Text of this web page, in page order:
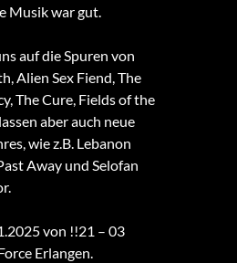
Musik war gut.
auf die Spuren von
Alien Sex Fiend, The
The Cure, Fields of the
aber auch neue
wie z.B. Lebanon
Away und Selofan
von !!21 – 03
Erlangen.